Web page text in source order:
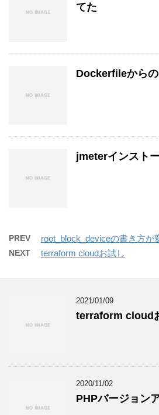
てた
Dockerfileから
jmeterインスト
PREV root_block_deviceの書き方が
NEXT terraform cloudお試し
2021/01/09
terraform cloud
2020/11/02
PHPバージョン